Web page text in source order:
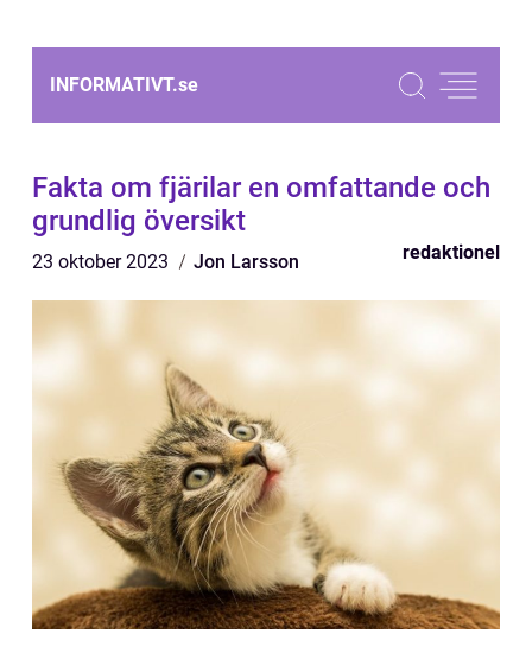
INFORMATIVT.se
Fakta om fjärilar en omfattande och
grundlig översikt
23 oktober 2023 Jon Larsson redaktionel